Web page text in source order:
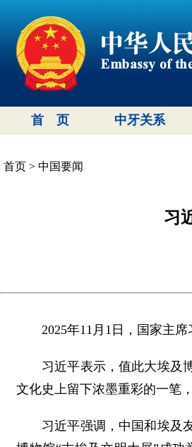
首 页 中牙关系
首页 > 中国要闻
习
2025年11月1日，国家主
习近平表示，值此大埃及
文化史上留下浓墨重彩的一笔
习近平强调，中国和埃及